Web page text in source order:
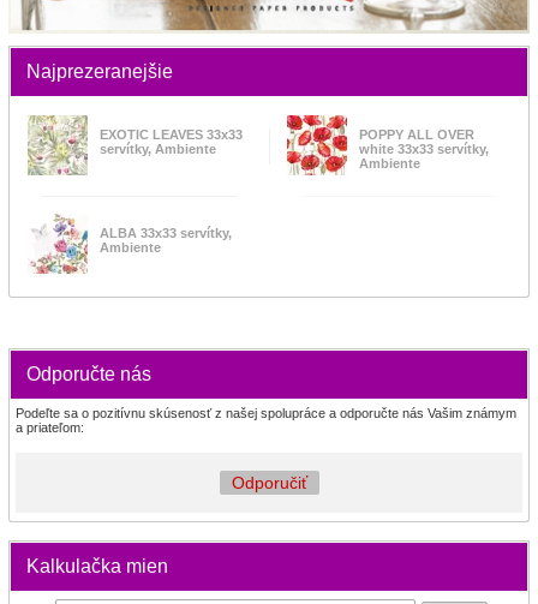
Najprezeranejšie
EXOTIC LEAVES 33x33
servítky, Ambiente
POPPY ALL OVER
white 33x33 servítky,
Ambiente
ALBA 33x33 servítky,
Ambiente
Odporučte nás
Podeľte sa o pozitívnu skúsenosť z našej spolupráce a odporučte nás Vašim známym
a priateľom:
Odporučiť
Kalkulačka mien